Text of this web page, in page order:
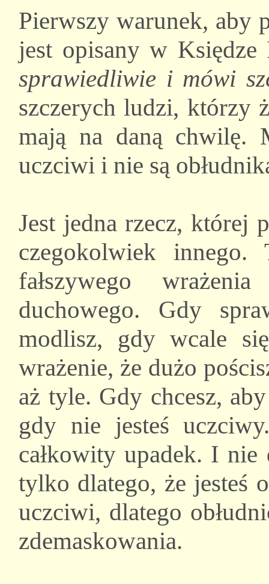
Pierwszy warunek, aby
jest opisany w
sprawiedliwie i mówi
szczerych ludzi, którzy
mają na daną chwilę.
uczciwi i nie są
Jest jedna rzecz, której
czegokolwiek
fałszywego
duchowego. Gdy
modlisz, gdy wcale
wrażenie, że dużo
aż tyle. Gdy chcesz,
gdy nie jesteś
całkowity upadek. I nie
tylko dlatego, że jesteś
uczciwi, dlatego
zdemaskowania.